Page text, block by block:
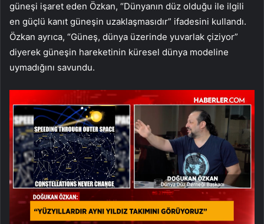
güneşi işaret eden Özkan, “Dünyanın düz olduğu ile ilgili
en güçlü kanıt güneşin uzaklaşmasıdır” ifadesini kullandı.
Özkan ayrıca, “Güneş, dünya üzerinde yuvarlak çiziyor”
diyerek güneşin hareketinin küresel dünya modeline
uymadığını savundu.